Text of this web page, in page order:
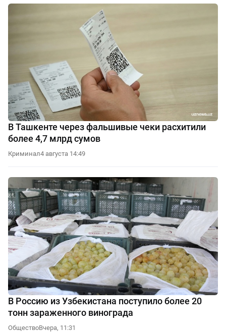
В Ташкенте через фальшивые чеки расхитили
более 4,7 млрд сумов
Криминал4 августа 14:49
В Россию из Узбекистана поступило более 20
тонн зараженного винограда
ОбществоВчера, 11:31